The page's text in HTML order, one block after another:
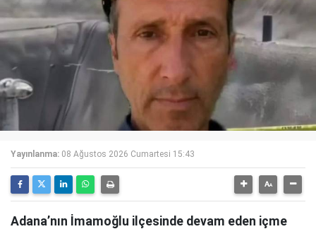
Yayınlanma: 08 Ağustos 2026 Cumartesi 15:43
Adana’nın İmamoğlu ilçesinde devam eden içme